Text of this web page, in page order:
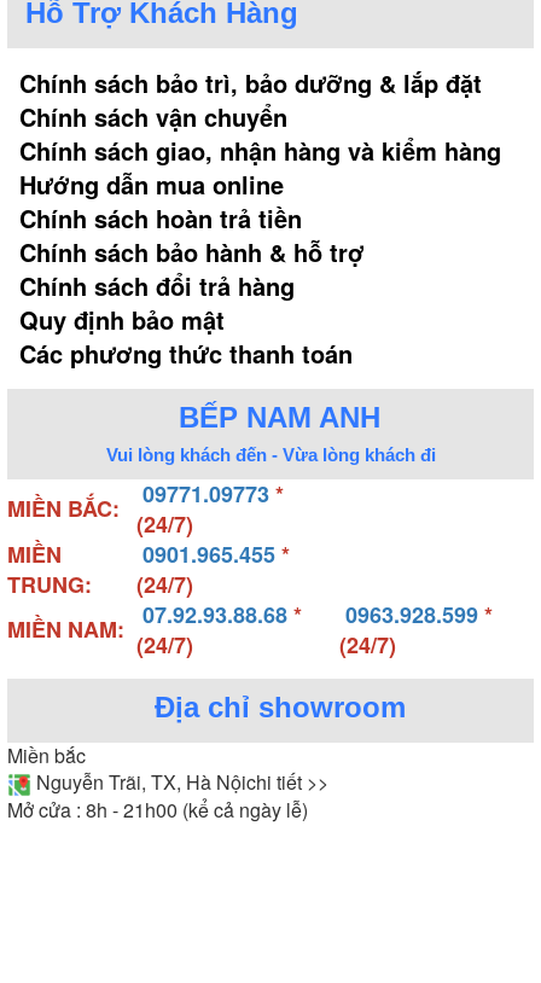
cho đến bồn tắm đôi, phù hợp với hầu hết mọi nhu
cầu sử dụng của người dùng.
- Bồn tắm hình chữ nhật là sản phẩm khá phổ biến
tại các hộ gia đình, khách sạn. Nó thường được lắp
đặt cho không gian phòng tắm vừa phải đến rộng
lớn. Nổi bật với các kích thước đa dạng như:
1500x750x450 mm, 1500x750x600 mm,
1615x780x780 mm, 1600x800x600 mm,
1600x800x450 mm, 1700x750x600 mm,
1700x800x600 mm, 1800x850x600 mm.
Hỗ Trợ Khách Hàng
Chính sách bảo trì, bảo dưỡng & lắp đặt
Chính sách vận chuyển
Chính sách giao, nhận hàng và kiểm hàng
Hướng dẫn mua online
Chính sách hoàn trả tiền
Chính sách bảo hành & hỗ trợ
Chính sách đổi trả hàng
Quy định bảo mật
Các phương thức thanh toán
BẾP NAM ANH
Vui lòng khách đến - Vừa lòng khách đi
MIỀN BẮC: 09771.09773*
(24/7)
MIỀN
TRUNG:
0901.965.455*
(24/7)
MIỀN NAM:
07.92.93.88.68*
(24/7)
0963.928.599*
(24/7)
Địa chỉ showroom
Miền bắc
Nguyễn Trãi, TX, Hà Nộichi tiết >>
Mở cửa : 8h - 21h00 (kể cả ngày lễ)